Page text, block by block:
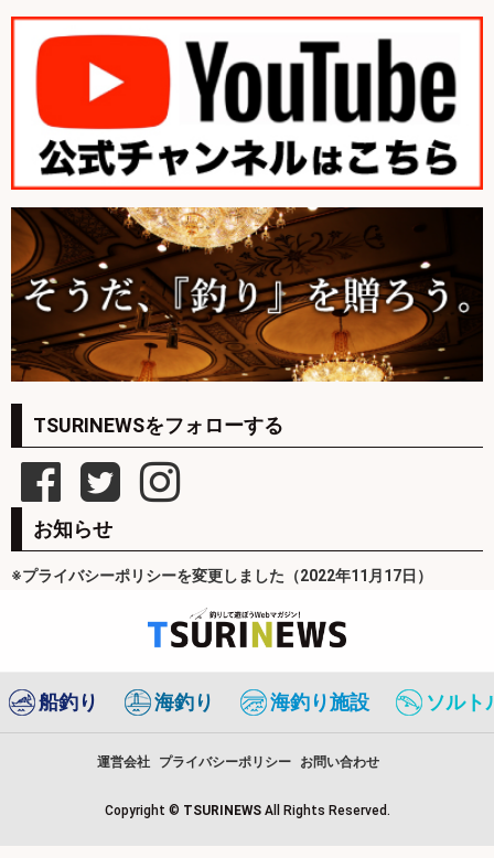
TSURINEWSをフォローする
お知らせ
※プライバシーポリシーを変更しました（2022年11月17日）
船釣り 海釣り 海釣り施設 ソルト
運営会社 プライバシーポリシー お問い合わせ
Copyright © TSURINEWS All Rights Reserved.